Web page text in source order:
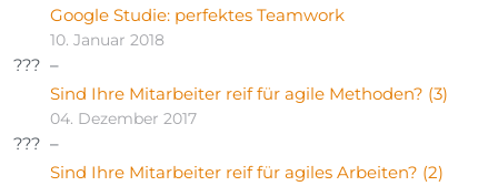
Google Studie: perfektes Teamwork
10. Januar 2018
Sind Ihre Mitarbeiter reif für agile Methoden? (3)
04. Dezember 2017
Sind Ihre Mitarbeiter reif für agiles Arbeiten? (2)